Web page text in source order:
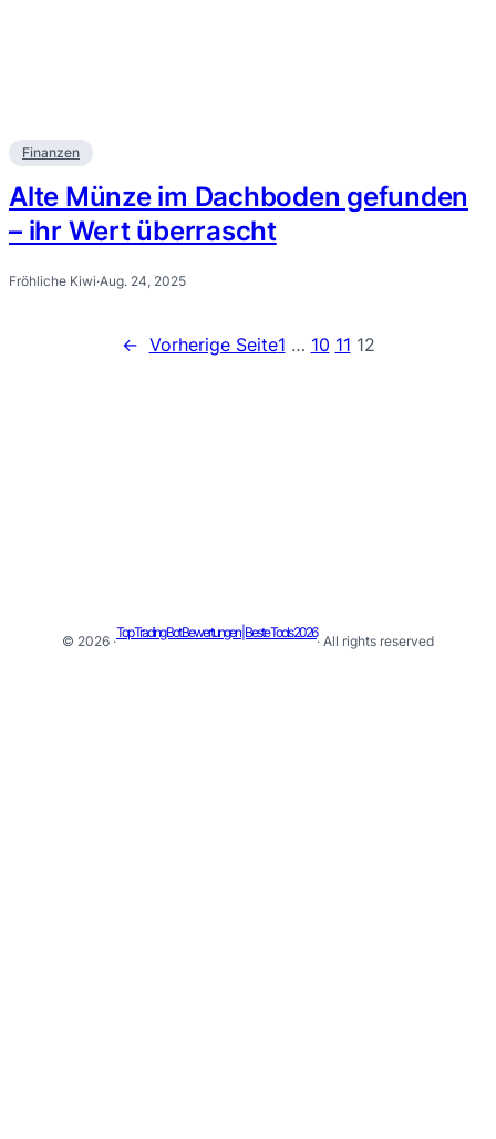
Finanzen
Alte Münze im Dachboden gefunden
– ihr Wert überrascht
Fröhliche Kiwi·Aug. 24, 2025
← Vorherige Seite1 … 10 11 12
© 2026 ·
Top Trading Bot Bewertungen | Beste Tools 2026
· All rights reserved